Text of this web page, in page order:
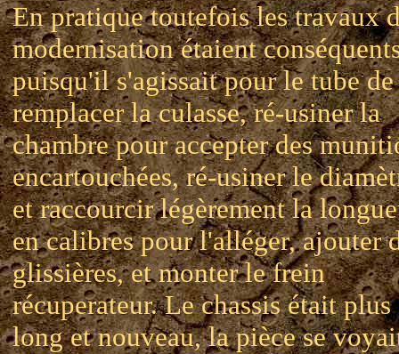
En pratique toutefois les travaux
modernisation étaient
puisqu'il s'agissait pour le tube de
remplacer la culasse, ré-usiner la
chambre pour accepter des
encartouchées, ré-usiner le
et raccourcir légèrement la
en calibres pour l'alléger, ajouter
glissières, et monter le frein
récuperateur. Le chassis était plus
long et nouveau, la pièce se